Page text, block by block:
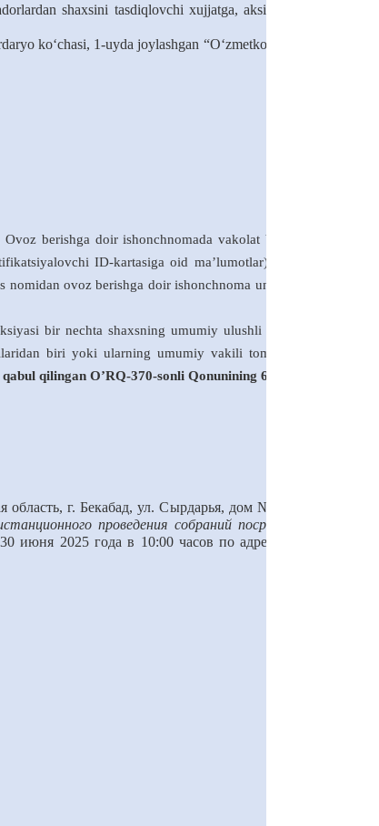
shaxsini tasdiqlovchi xujjatga, aksiyador vakilidan
ko‘chasi, 1-uyda joylashgan “O‘zmetkombinat” AJning
berishga doir ishonchnomada vakolat bergan va vakil
ID-kartasiga oid ma’lumotlar) bo‘lishi lozim.
ovoz berishga doir ishonchnoma uning rahbarining
bir nechta shaxsning umumiy ulushli mulkida bo‘lsa,
biri yoki ularning umumiy vakili tomonidan amalga
qilingan O’RQ-370-sonli Qonunining 67 moddasi.
г. Бекабад, ул. Сырдарья, дом №1, сообщает о
проведения собраний посредством сети
30 июня 2025года в 10:00 часовпо адресу: г. Бекабад,